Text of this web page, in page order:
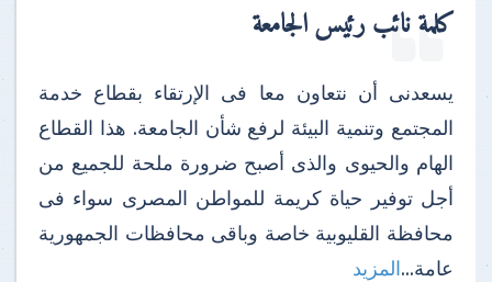
كلمة نائب رئيس الجامعة
يسعدنى أن نتعاون معا فى الإرتقاء بقطاع خدمة
المجتمع وتنمية البيئة لرفع شأن الجامعة. هذا القطاع
الهام والحيوى والذى أصبح ضرورة ملحة للجميع من
أجل توفير حياة كريمة للمواطن المصرى سواء فى
محافظة القليوبية خاصة وباقى محافظات الجمهورية
عامة...المزيد